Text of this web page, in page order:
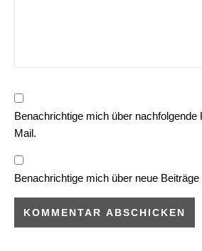
Benachrichtige mich über
Mail.
Benachrichtige mich über neue